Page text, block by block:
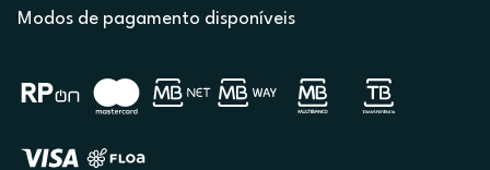
Modos de pagamento disponíveis